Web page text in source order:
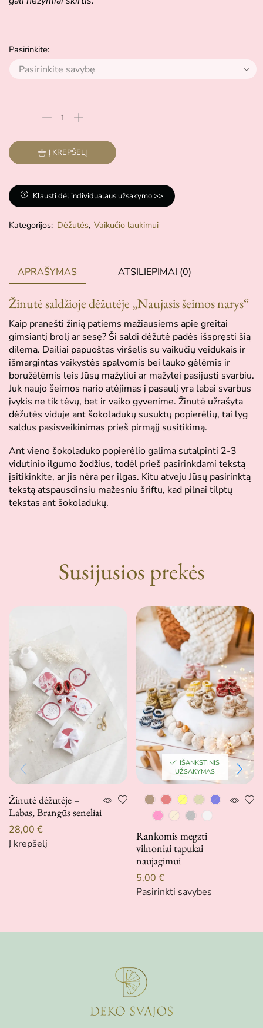
Pasirinkite:
Į KREPŠELĮ
Klausti dėl individualaus užsakymo >>
Kategorijos: Dėžutės, Vaikučio laukimui
APRAŠYMAS ATSILIEPIMAI (0)
Žinutė saldžioje dėžutėje „Naujasis šeimos narys“
Kaip pranešti žinią patiems mažiausiems apie greitai
gimsiantį brolį ar sesę? Ši saldi dėžutė padės išspręsti šią
dilemą. Dailiai papuoštas viršelis su vaikučių veidukais ir
išmargintas vaikystės spalvomis bei lauko gėlėmis ir
boružėlėmis leis Jūsų mažyliui ar mažylei pasijusti svarbiu.
Juk naujo šeimos nario atėjimas į pasaulį yra labai svarbus
įvykis ne tik tėvų, bet ir vaiko gyvenime. Žinutė užrašyta
dėžutės viduje ant šokoladukų susuktų popierėlių, tai lyg
saldus pasisveikinimas prieš pirmąjį susitikimą.
Ant vieno šokoladuko popierėlio galima sutalpinti 2-3
vidutinio ilgumo žodžius, todėl prieš pasirinkdami tekstą
įsitikinkite, ar jis nėra per ilgas. Kitu atveju Jūsų pasirinktą
tekstą atspausdinsiu mažesniu šriftu, kad pilnai tilptų
tekstas ant šokoladukų.
Susijusios prekės
Žinutė dėžutėje –
Labas, Brangūs seneliai
28,00 €
Į krepšelį
IŠANKSTINIS
UŽSAKYMAS
Rankomis megzti
vilnoniai tapukai
naujagimui
5,00 €
Pasirinkti savybes